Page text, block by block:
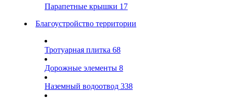
Парапетные крышки 17
Благоустройство территории
Тротуарная плитка 68
Дорожные элементы 8
Наземный водоотвод 338